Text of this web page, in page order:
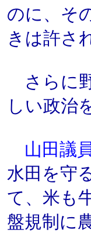
のに、そ
きは許さ
さらに
しい政治
山田議
水田を守
て、米も
盤規制に